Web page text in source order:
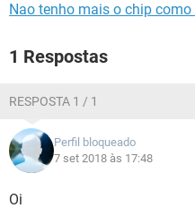
Nao tenho mais o chip como
1 Respostas
RESPOSTA 1 / 1
Perfil bloqueado
7 set 2018 às 17:48
Oi